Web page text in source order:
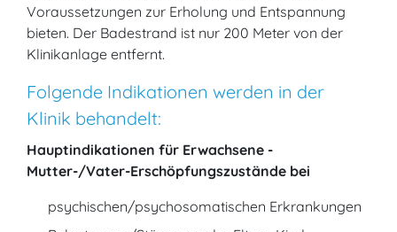
Voraussetzungen zur Erholung und Entspannung
bieten. Der Badestrand ist nur 200 Meter von der
Klinikanlage entfernt.
Folgende Indikationen werden in der
Klinik behandelt:
Hauptindikationen für Erwachsene -
Mutter-/Vater-Erschöpfungszustände bei
psychischen/psychosomatischen Erkrankungen